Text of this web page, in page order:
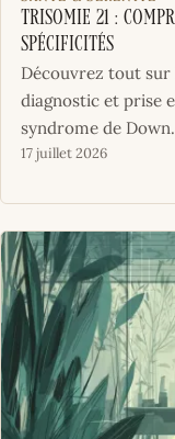
Trisomie 21 :
spécificités
Découvrez tout sur
diagnostic et prise
syndrome de Down.
17 juillet 2026